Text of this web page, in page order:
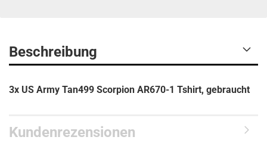
Beschreibung
3x US Army Tan499 Scorpion AR670-1 Tshirt, gebraucht
Kundenrezensionen